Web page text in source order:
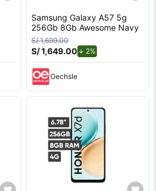
Samsung Galaxy A57 5g
256Gb 8Gb Awesome Navy
S/ 1,699.00
S/ 1,649.00 2%de descuento.
Oechsle